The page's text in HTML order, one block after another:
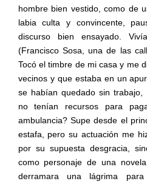
hombre bien vestido, como de
labia culta y convincente,
discurso bien ensayado.
(Francisco Sosa, una de las
Tocó el timbre de mi casa y me
vecinos y que estaba en un
se habían quedado sin
no tenían recursos para
ambulancia? Supe desde el
estafa, pero su actuación me
por su supuesta desgracia,
como personaje de una
derramara una lágrima